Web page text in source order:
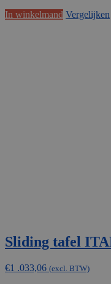
In winkelmand Vergelijken
Sliding tafel
€1 .033,06 (excl. BTW)